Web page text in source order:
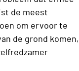
de meest
om ervoor te
de grond komen,